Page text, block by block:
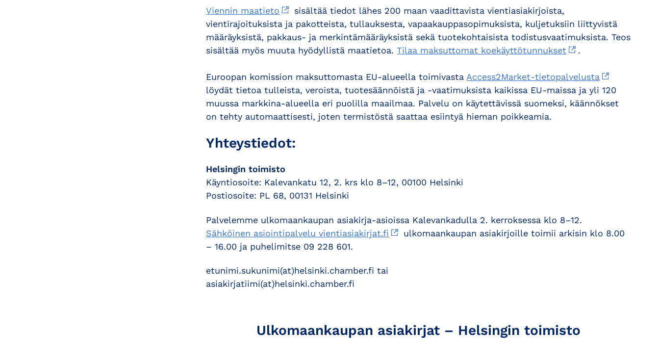
Viennin maatieto
sisältää tiedot lähes 200 maan vaadittavista vientiasiakirjoista,
vientirajoituksista ja pakotteista, tullauksesta, vapaakauppasopimuksista, kuljetuksiin liittyvistä
määräyksistä, pakkaus- ja merkintämääräyksistä sekä tuotekohtaisista todistusvaatimuksista. Teos
sisältää myös muuta hyödyllistä maatietoa.Tilaa maksuttomat koekäyttötunnukset .
Euroopan komission maksuttomasta EU-alueella toimivasta Access2Market-tietopalvelusta
löydät tietoa tulleista, veroista, tuotesäännöistä ja -vaatimuksista kaikissa EU-maissa ja yli 120
muussa markkina-alueella eri puolilla maailmaa. Palvelu on käytettävissä suomeksi, käännökset
on tehty automaattisesti, joten termistöstä saattaa esiintyä hieman poikkeamia.
Yhteystiedot:
Helsingin toimisto
Käyntiosoite: Kalevankatu 12, 2. krs klo 8–12, 00100 Helsinki
Postiosoite: PL 68, 00131 Helsinki
Palvelemme ulkomaankaupan asiakirja-asioissa Kalevankadulla 2. kerroksessa klo 8–12.
Sähköinen asiointipalvelu vientiasiakirjat.fi
ulkomaankaupan asiakirjoille toimii arkisin klo 8.00
– 16.00 ja puhelimitse 09 228 601.
etunimi.sukunimi(at)helsinki.chamber.fi tai
asiakirjatiimi(at)helsinki.chamber.fi
Ulkomaankaupan asiakirjat – Helsingin toimisto